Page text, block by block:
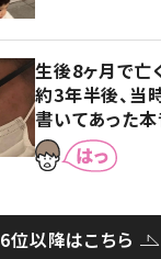
生後8ヶ月で亡
約3年半後、当
書いてあった
6位以降はこちら